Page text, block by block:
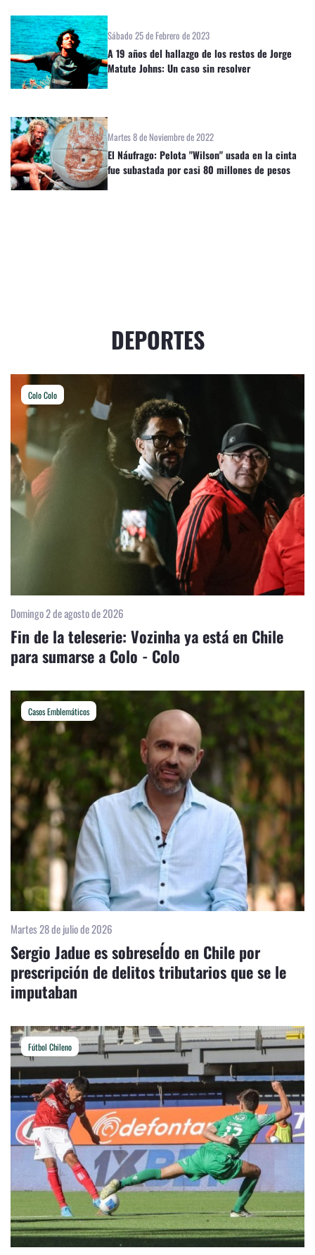
Sábado 25 de Febrero de 2023
A 19 años del hallazgo de los restos de Jorge
Matute Johns: Un caso sin resolver
Martes 8 de Noviembre de 2022
El Náufrago: Pelota "Wilson" usada en la cinta
fue subastada por casi 80 millones de pesos
DEPORTES
Colo Colo
Domingo 2 de agosto de 2026
Fin de la teleserie: Vozinha ya está en Chile
para sumarse a Colo - Colo
Casos Emblemáticos
Martes 28 de julio de 2026
Sergio Jadue es sobreseÍdo en Chile por
prescripción de delitos tributarios que se le
imputaban
Fútbol Chileno